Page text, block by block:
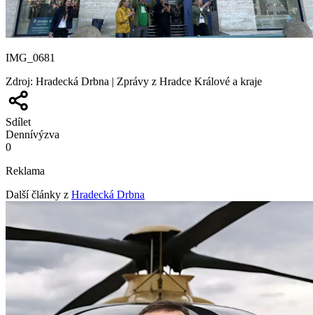
IMG_0681
Zdroj: Hradecká Drbna | Zprávy z Hradce Králové a kraje
Sdílet
Dennívýzva
0
Reklama
Další články z Hradecká Drbna